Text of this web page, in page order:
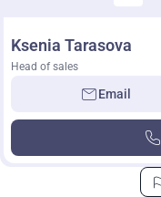
Ksenia Tarasova
Head of sales
Email